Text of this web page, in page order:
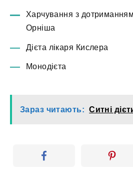
Харчування з дотриманням
Орніша
Дієта лікаря Кислера
Монодієта
Зараз читають: Ситні